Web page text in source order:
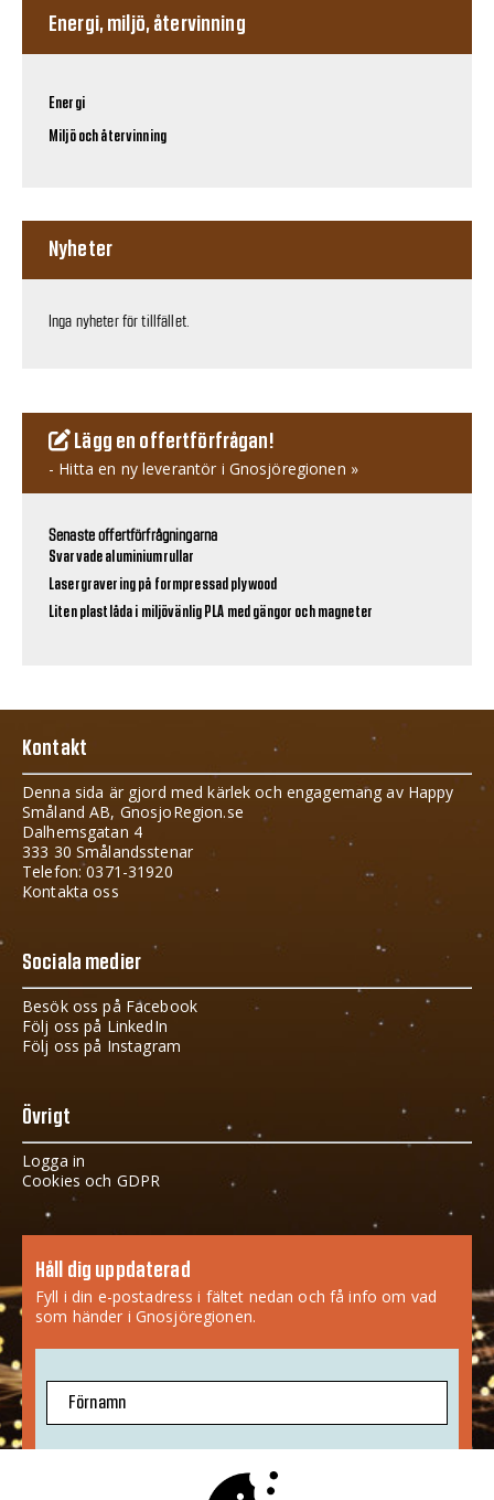
Energi, miljö, återvinning
Energi
Miljö och återvinning
Nyheter
Inga nyheter för tillfället.
Lägg en offertförfrågan!
- Hitta en ny leverantör i Gnosjöregionen »
Senaste offertförfrågningarna
Svarvade aluminiumrullar
Lasergravering på formpressad plywood
Liten plastlåda i miljövänlig PLA med gängor och magneter
Kontakt
Denna sida är gjord med kärlek och engagemang av Happy
Småland AB, GnosjoRegion.se
Dalhemsgatan 4
333 30 Smålandsstenar
Telefon: 0371-31920
Kontakta oss
Sociala medier
Besök oss på Facebook
Följ oss på LinkedIn
Följ oss på Instagram
Övrigt
Logga in
Cookies och GDPR
Håll dig uppdaterad
Fyll i din e-postadress i fältet nedan och få info om vad
som händer i Gnosjöregionen.
Förnamn